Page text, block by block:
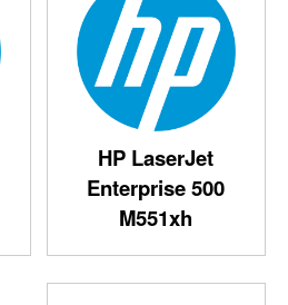
HP LaserJet
Enterprise 500
M551xh